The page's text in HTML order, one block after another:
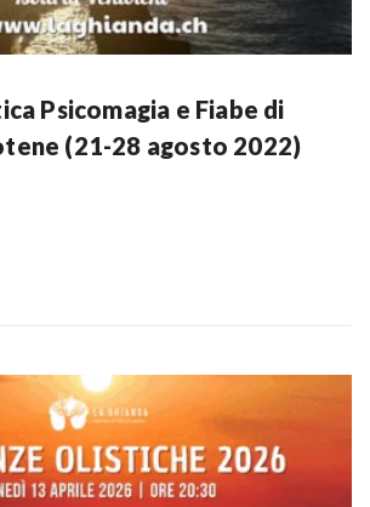
Psicomagia e Fiabe di
(21-28 agosto 2022)